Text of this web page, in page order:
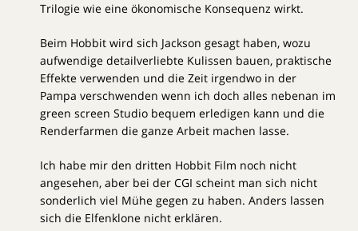
Trilogie wie eine ökonomische Konsequenz wirkt.
Beim Hobbit wird sich Jackson gesagt haben, wozu
aufwendige detailverliebte Kulissen bauen, praktische
Effekte verwenden und die Zeit irgendwo in der
Pampa verschwenden wenn ich doch alles nebenan im
green screen Studio bequem erledigen kann und die
Renderfarmen die ganze Arbeit machen lasse.
Ich habe mir den dritten Hobbit Film noch nicht
angesehen, aber bei der CGI scheint man sich nicht
sonderlich viel Mühe gegen zu haben. Anders lassen
sich die Elfenklone nicht erklären.